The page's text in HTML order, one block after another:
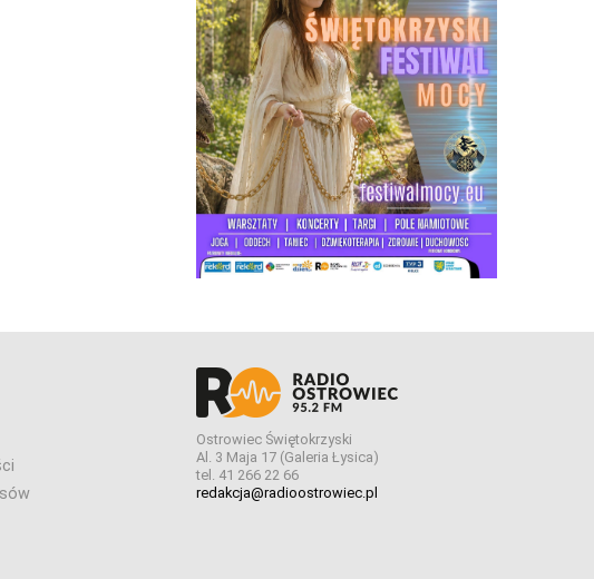
Ostrowiec Świętokrzyski
Al. 3 Maja 17 (Galeria Łysica)
tel. 41 266 22 66
redakcja@radioostrowiec.pl